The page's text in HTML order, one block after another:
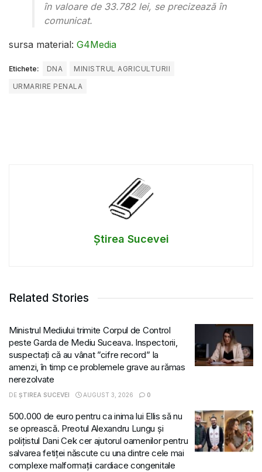
în valoare de 33.782 lei, se precizează în
comunicat.
sursa material: G4Media
Etichete: DNA
MINISTRUL AGRICULTURII
URMARIRE PENALA
Știrea Sucevei
Related Stories
Ministrul Mediului trimite Corpul de Control
peste Garda de Mediu Suceava. Inspectorii,
suspectați că au vânat ”cifre record” la
amenzi, în timp ce problemele grave au rămas
nerezolvate
DE ȘTIREA SUCEVEI AUGUST 3, 2026 0
500.000 de euro pentru ca inima lui Ellis să nu
se oprească. Preotul Alexandru Lungu și
polițistul Dani Cek cer ajutorul oamenilor pentru
salvarea fetiței născute cu una dintre cele mai
complexe malformații cardiace congenitale